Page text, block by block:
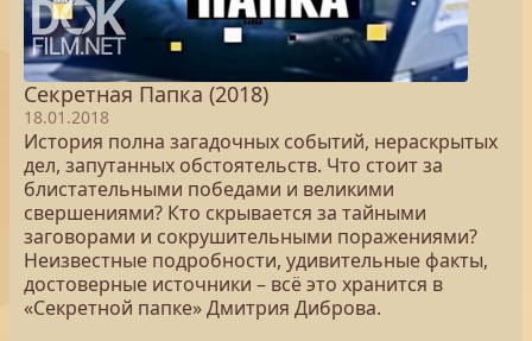
Секретная Папка (2018)
18.01.2018
История полна загадочных событий, нераскрытых
дел, запутанных обстоятельств. Что стоит за
блистательными победами и великими
свершениями? Кто скрывается за тайными
заговорами и сокрушительными поражениями?
Неизвестные подробности, удивительные факты,
достоверные источники – всё это хранится в
«Секретной папке» Дмитрия Диброва.